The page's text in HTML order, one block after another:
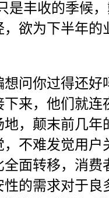
是丰收的季候，
，欲为下半年的
问你过得还好
下来，他们就连
地，颠末前几年
，不难发觉用户
全面转移，消费
性的需求对于良